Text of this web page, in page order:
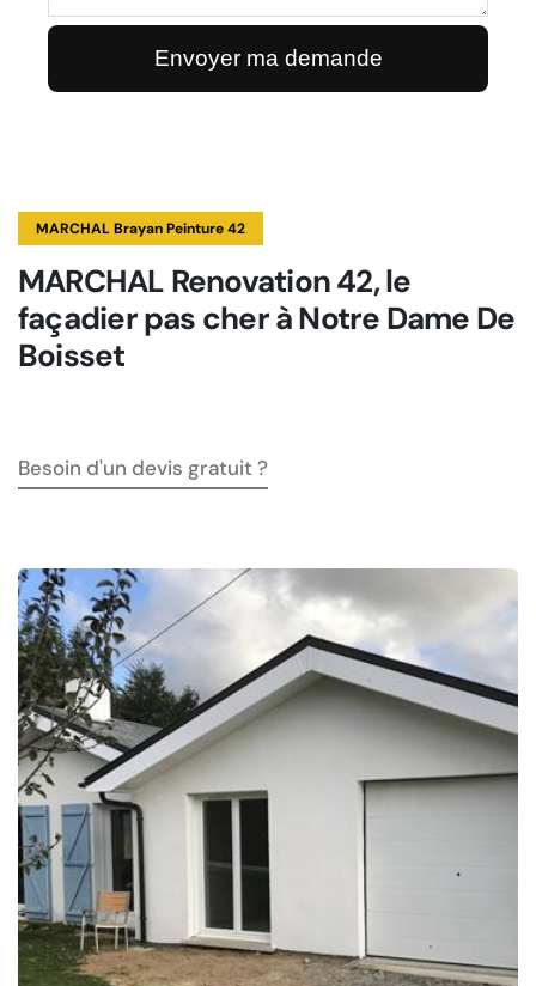
MARCHAL Brayan Peinture 42
MARCHAL Renovation 42, le
façadier pas cher à Notre Dame De
Boisset
Besoin d'un devis gratuit ?